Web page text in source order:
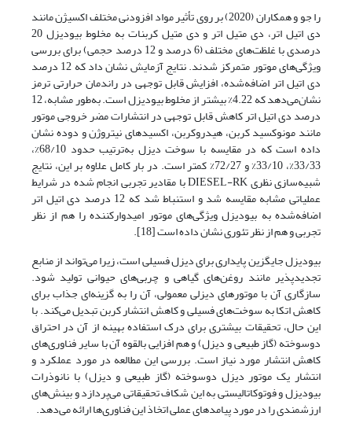
را جو و همکاران (2020) بر روی تأثیر مواد افزودنی مختلف اکسیژن مانند
دی اتیل اتر، دی متیل اتر و دی متیل کربنات به مخلوط بیودیزل 20
درصدی با غلظت‌های مختلف (6 درصد و 12 درصد حجمی) برای بررسی
ویژگی‌های موتور متمرکز شدند. نتایج آزمایش نشان داد که 12 درصد
دی اتیل اتر اضافه‌شده، افزایش قابل توجهی در راندمان حرارتی ترمز
نشان‌می‌دهد که 4.22% بیشتر از مخلوط بیودیزل است. به‌طور مشابه، 12
درصد دی اتیل اتر کاهش قابل توجهی در انتشارات مضر خروجی موتور
مانند مونوکسید کربن، هیدروکربن، اکسیدهای نیتروژن و دوده نشان
داده است که در مقایسه با سوخت دیزل به‌ترتیب حدود 68/10%،
33/33%، 33/10% و 72/27% کمتر است. در بار کامل علاوه بر این، نتایج
شبیه‌سازی نظری DIESEL-RK با مقادیر تجربی انجام شده در شرایط
عملیاتی مشابه مقایسه شد و استنباط شد که 12 درصد دی اتیل اتر
اضافه‌شده به بیودیزل ویژگی‌های موتور امیدوارکننده را هم از نظر
تجربی و هم از نظر تئوری نشان داده است [18].
بیودیزل جایگزین پایداری برای دیزل فسیلی است، زیرا می‌تواند از منابع
تجدیدپذیر مانند روغن‌های گیاهی و چربی‌های حیوانی تولید شود.
سازگاری آن با موتورهای دیزلی معمولی، آن را به گزینه‌ای جذاب برای
کاهش اتکا به سوخت‌های فسیلی و کاهش انتشار کربن تبدیل می‌کند. با
این حال، تحقیقات بیشتری برای درک استفاده بهینه از آن در احتراق
دوسوخته (گاز طبیعی و دیزل) و هم افزایی بالقوه آن با سایر فناوری‌های
کاهش انتشار مورد نیاز است. بررسی این مطالعه در مورد عملکرد و
انتشار یک موتور دیزل دوسوخته (گاز طبیعی و دیزل) با نانوذرات
بیودیزل و فوتوکاتالیستی به این شکاف تحقیقاتی می‌پردازد و بینش‌های
ارزشمندی را در مورد پیامدهای عملی اتخاذ این فناوری‌ها ارائه می‌دهد.